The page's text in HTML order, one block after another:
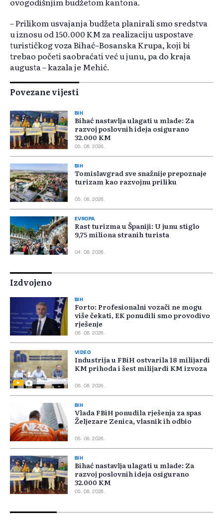
– Prilikom usvajanja budžeta planirali smo sredstva
u iznosu od 150.000 KM za realizaciju uspostave
turističkog voza Bihać–Bosanska Krupa, koji bi
trebao početi saobraćati već u junu, pa do kraja
augusta – kazala je Mehić.
Povezane vijesti
BIH
Bihać nastavlja ulagati u mlade: Za
razvoj poslovnih ideja osigurano
32.000 KM
05. 08. 2026.
BIH
Tomislavgrad sve snažnije prepoznaje
turizam kao razvojnu priliku
05. 08. 2026.
EVROPA
Rast turizma u Španiji: U junu stiglo
9,75 miliona stranih turista
04. 08. 2026.
Izdvojeno
BIH
Forto: Profesionalni vozači ne mogu
više čekati, EK ponudili smo provodivo
rješenje
06. 08. 2026.
VIDEO
Industrija u FBiH ostvarila 18 milijardi
KM prihoda i šest milijardi KM izvoza
06. 08. 2026.
BIH
Vlada FBiH ponudila rješenja za spas
Željezare Zenica, vlasnik ih odbio
05. 08. 2026.
BIH
Bihać nastavlja ulagati u mlade: Za
razvoj poslovnih ideja osigurano
32.000 KM
05. 08. 2026.